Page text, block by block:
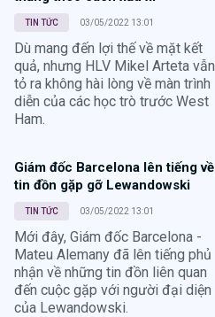
TIN TỨC 03/05/2022 13:01
Dù mang đến lợi thế về mặt kết
quả, nhưng HLV Mikel Arteta vẫn
tỏ ra không hài lòng về màn trình
diễn của các học trò trước West
Ham.
Giám đốc Barcelona lên tiếng về
tin đồn gặp gỡ Lewandowski
TIN TỨC 03/05/2022 13:01
Mới đây, Giám đốc Barcelona -
Mateu Alemany đã lên tiếng phủ
nhận về những tin đồn liên quan
đến cuộc gặp với người đại diện
của Lewandowski.